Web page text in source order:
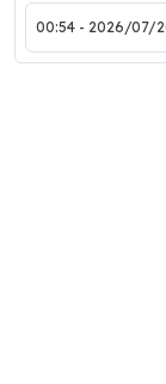
2026/07/20 -